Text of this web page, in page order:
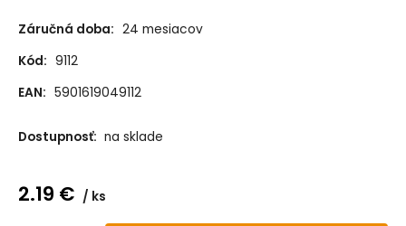
Záručná doba: 24 mesiacov
Kód: 9112
EAN: 5901619049112
Dostupnosť: na sklade
2.19 € ks